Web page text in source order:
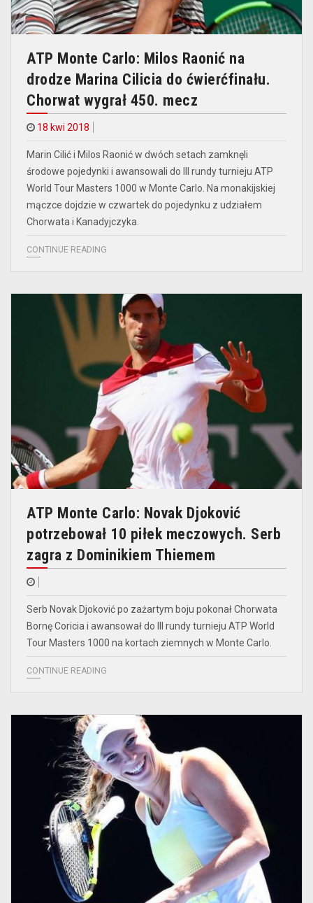
ATP Monte Carlo: Milos Raonić na
drodze Marina Cilicia do ćwierćfinału.
Chorwat wygrał 450. mecz
18 kwi 2018
Marin Cilić i Milos Raonić w dwóch setach zamknęli
środowe pojedynki i awansowali do III rundy turnieju ATP
World Tour Masters 1000 w Monte Carlo. Na monakijskiej
mączce dojdzie w czwartek do pojedynku z udziałem
Chorwata i Kanadyjczyka.
CONTINUE READING
ATP Monte Carlo: Novak Djoković
potrzebował 10 piłek meczowych. Serb
zagra z Dominikiem Thiemem
Serb Novak Djoković po zażartym boju pokonał Chorwata
Bornę Coricia i awansował do III rundy turnieju ATP World
Tour Masters 1000 na kortach ziemnych w Monte Carlo.
CONTINUE READING